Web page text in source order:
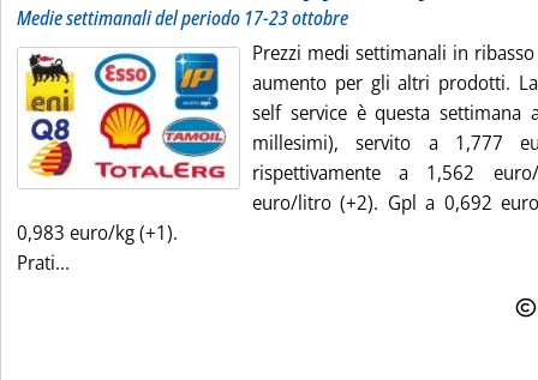
Medie settimanali del periodo 17-23 ottobre
Prezzi medi settimanali in
aumento per gli altri prodotti.
self service è questa
millesimi), servito a 1,777
rispettivamente a 1,562
euro/litro (+2). Gpl a 0,692
0,983 euro/kg (+1).
Prati...